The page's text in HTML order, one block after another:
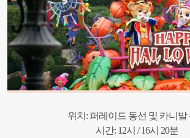
위치: 퍼레이드 동선 및 카니발
시간: 12시 / 16시 20분